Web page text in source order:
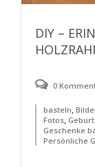
DIY –
0
basteln,
Fotos,
Geschenke
Persönliche